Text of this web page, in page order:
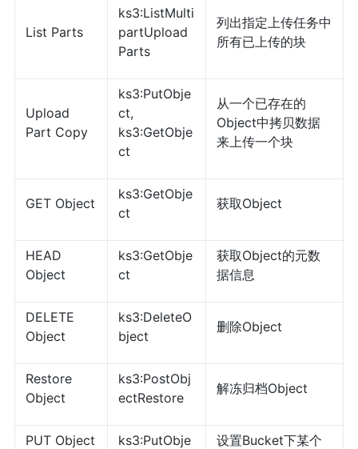
List Parts
ks3:ListMulti
partUpload
Parts
列出指定上传任务中
所有已上传的块
Upload
Part Copy
ks3:PutObje
ct,
ks3:GetObje
ct
从一个已存在的
Object中拷贝数据
来上传一个块
GET Object
ks3:GetObje
ct
获取Object
HEAD
Object
ks3:GetObje
ct
获取Object的元数
据信息
DELETE
Object
ks3:DeleteO
bject
删除Object
Restore
Object
ks3:PostObj
ectRestore
解冻归档Object
PUT Object
ks3:PutObje
设置Bucket下某个